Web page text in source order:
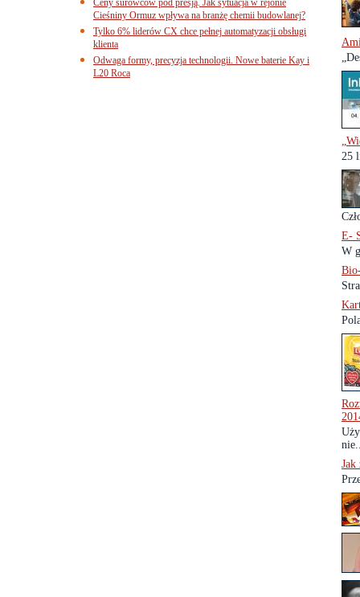
25
E-
W
Jak
Cieśniny Ormuz wpływa na branżę chemii budowlanej?
Tylko 6% liderów CX chce pełnej automatyzacji obsługi
klienta
Odwaga formy, precyzja technologii. Nowe baterie Kay i
L20 Roca